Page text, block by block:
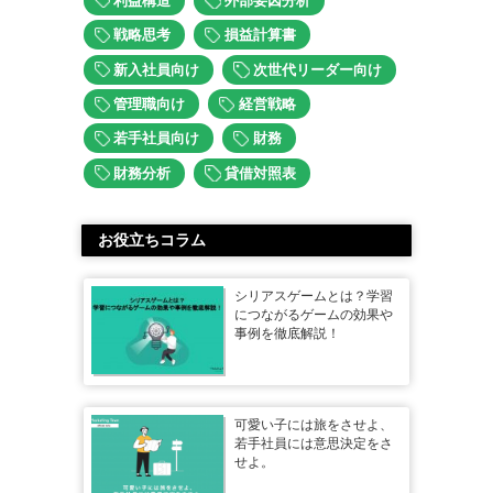
戦略思考 損益計算書
新入社員向け 次世代リーダー向け
管理職向け 経営戦略
若手社員向け 財務
財務分析 貸借対照表
お役立ちコラム
シリアスゲームとは？学習
につながるゲームの効果や
事例を徹底解説！
可愛い子には旅をさせよ、
若手社員には意思決定をさ
せよ。